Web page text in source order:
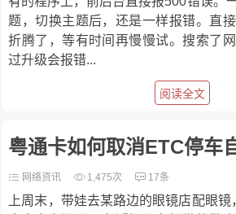
题，切换主题后，还是一样报错。直
折腾了，等有时间再慢慢试。搜索了
过升级会报错...
阅读全文
粤通卡如何取消ETC停车
网络资讯 1,475次 17条
上周末，带娃去某路边的眼镜店配眼